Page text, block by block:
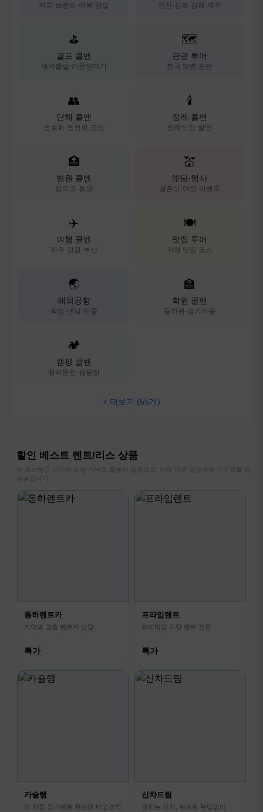
의류·브랜드·예복·당일 인천·김포·김해·제주
⛳
골프 콜밴
새벽출발·라운딩대기
🗺️
관광 투어
전국 맞춤 관광
👥
단체 콜밴
동호회·동창회·모임
🕯️
장례 콜밴
장례식장·발인
🏥
병원 콜밴
입퇴원·통원
💒
웨딩·행사
결혼식·여행·이벤트
✈️
여행 콜밴
제주·강원·부산
🍽️
맛집 투어
지역 맛집 코스
🌏
해외공항
픽업·샌딩·마중
🏫
학원 콜밴
등하원·정기이동
🏕️
캠핑 콜밴
장비운반·캠핑장
+ 더보기 (55개)
할인 베스트 렌트/리스 상품
이 포스팅은 네이버 쇼핑 커넥트 활동의 일환으로, 이에 따른 일정액의 수수료를 제
공받습니다.
동하렌트카
지역별 맞춤 렌트카 상담
특가
프라임렌트
프리미엄 차량 렌트 전문
특가
카슐랭
전 차종 장기렌트 한번에 비교견적
신차드림
원하는 신차, 렌트로 부담없이